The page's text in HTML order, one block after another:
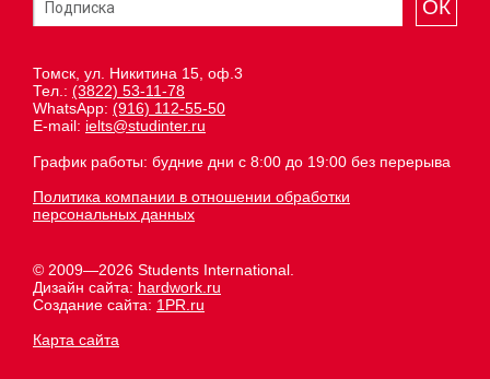
ОК
Томск, ул. Никитина 15, оф.3
Тел.: (3822) 53-11-78
WhatsApp: (916) 112-55-50
E-mail: ielts@studinter.ru
График работы: будние дни с 8:00 до 19:00 без перерыва
Политика компании в отношении обработки
персональных данных
© 2009—2026 Students International.
Дизайн сайта: hardwork.ru
Создание сайта: 1PR.ru
Карта сайта